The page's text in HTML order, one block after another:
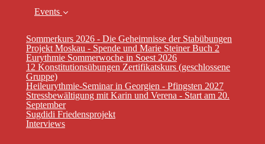
Events
Sommerkurs 2026 - Die Geheimnisse der Stabübungen
Projekt Moskau - Spende und Marie Steiner Buch 2
Eurythmie Sommerwoche in Soest 2026
12 Konstitutionsübungen Zertifikatskurs (geschlossene
Gruppe)
Heileurythmie-Seminar in Georgien - Pfingsten 2027
Stressbewältigung mit Karin und Verena - Start am 20.
September
Sugdidi Friedensprojekt
Interviews